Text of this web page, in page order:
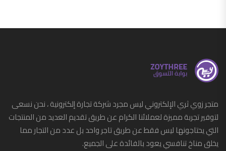
متجر زوي ثري الإلكتروني ليس مجرد شركة تجارة إلكترونية ، نحن نسعى
لتوفير تجربة مميزة لعملائنا الكرام عن طريق تقديم العديد من المنتجات
التي يحتاجونها ليس فقط عن طريق تاجر واحد بل عدد من التجار مما
يخلق مناخ تنافسي يعود بالفائدة على الجميع.